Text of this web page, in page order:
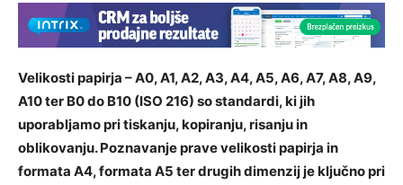
Velikosti papirja – A0, A1, A2, A3, A4, A5, A6, A7, A8, A9,
A10 ter B0 do B10 (ISO 216) so standardi, ki jih
uporabljamo pri tiskanju, kopiranju, risanju in
oblikovanju. Poznavanje prave velikosti papirja in
formata A4, formata A5 ter drugih dimenzij je ključno pri